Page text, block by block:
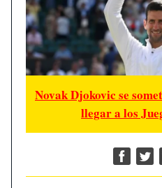
Novak Djokovic se
llegar a los